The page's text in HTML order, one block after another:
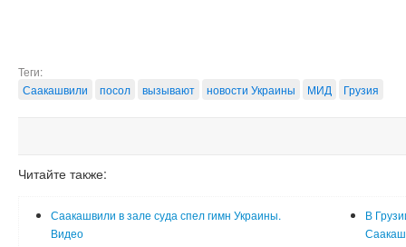
Теги:
Саакашвили
посол вызывают новости Украины МИД Грузия
Читайте также:
Саакашвили в зале суда спел гимн Украины.
Видео
В